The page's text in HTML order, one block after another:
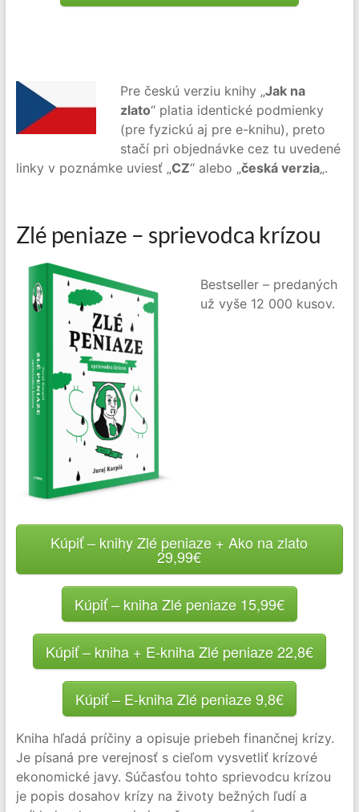
Pre českú verziu knihy „Jak na
zlato“ platia identické podmienky
(pre fyzickú aj pre e-knihu), preto
stačí pri objednávke cez tu uvedené
linky v poznámke uviesť „CZ“ alebo „česká verzia„.
Zlé peniaze – sprievodca krízou
Bestseller – predaných
už vyše 12 000 kusov.
Kúpiť – knihy Zlé peniaze + Ako na zlato
29,99€
Kúpiť – kniha Zlé peniaze 15,99€
Kúpiť – kniha + E-kniha Zlé peniaze 22,8€
Kúpiť – E-kniha Zlé peniaze 9,8€
Kniha hľadá príčiny a opisuje priebeh finančnej krízy.
Je písaná pre verejnosť s cieľom vysvetliť krízové
ekonomické javy. Súčasťou tohto sprievodcu krízou
je popis dosahov krízy na životy bežných ľudí a